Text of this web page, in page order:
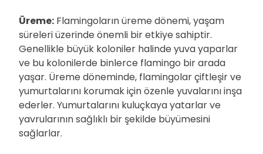
Üreme: Flamingoların üreme dönemi, yaşam
süreleri üzerinde önemli bir etkiye sahiptir.
Genellikle büyük koloniler halinde yuva yaparlar
ve bu kolonilerde binlerce flamingo bir arada
yaşar. Üreme döneminde, flamingolar çiftleşir ve
yumurtalarını korumak için özenle yuvalarını inşa
ederler. Yumurtalarını kuluçkaya yatarlar ve
yavrularının sağlıklı bir şekilde büyümesini
sağlarlar.